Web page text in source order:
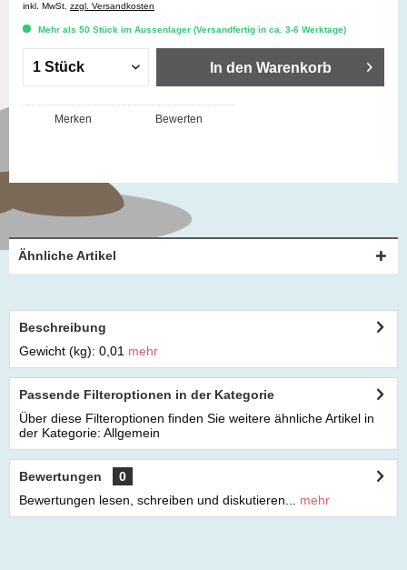
inkl. MwSt. zzgl. Versandkosten
Mehr als 50 Stück im Aussenlager (Versandfertig in ca. 3-6 Werktage)
In den Warenkorb
Merken Bewerten
Ähnliche Artikel
Beschreibung
Gewicht (kg): 0,01 mehr
Passende Filteroptionen in der Kategorie
Über diese Filteroptionen finden Sie weitere ähnliche Artikel in
der Kategorie: Allgemein
Bewertungen
0
Bewertungen lesen, schreiben und diskutieren...
mehr